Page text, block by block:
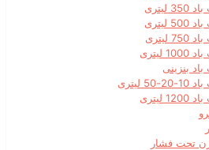
لیتری
لیتری
لیتری
لیتری
بنزینی
50 لیتری
لیتری
تحت فشار